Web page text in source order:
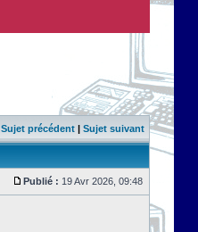
Sujet précédent | Sujet suivant
Publié : 19 Avr 2026, 09:48